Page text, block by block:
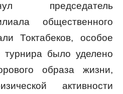
председатель
общественного
Токтабеков, особое
было уделено
образа жизни,
активности